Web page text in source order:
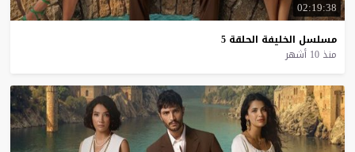
02:19:38
مسلسل الخليفة الحلقة 5
منذ 10 أشهر